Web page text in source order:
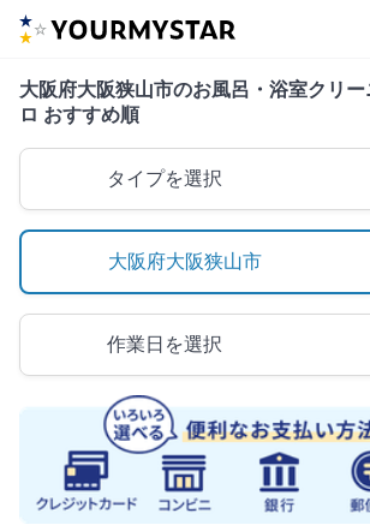
大阪府大阪狭山市のお風呂・浴室クリ
ロ おすすめ順
タイプを選択
大阪府大阪狭山市
作業日を選択